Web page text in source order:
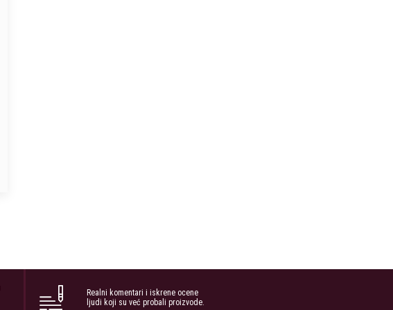
Realni komentari i iskrene ocene
ljudi koji su već probali proizvode.